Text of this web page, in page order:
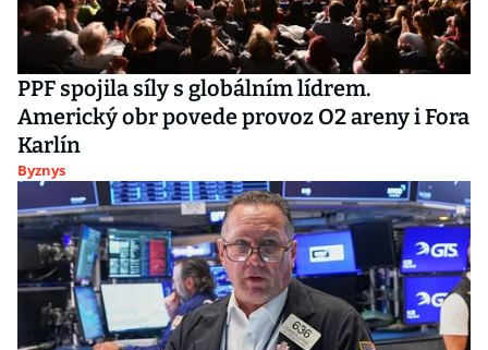
PPF spojila síly s globálním lídrem.
Americký obr povede provoz O2 areny i Fora
Karlín
Byznys